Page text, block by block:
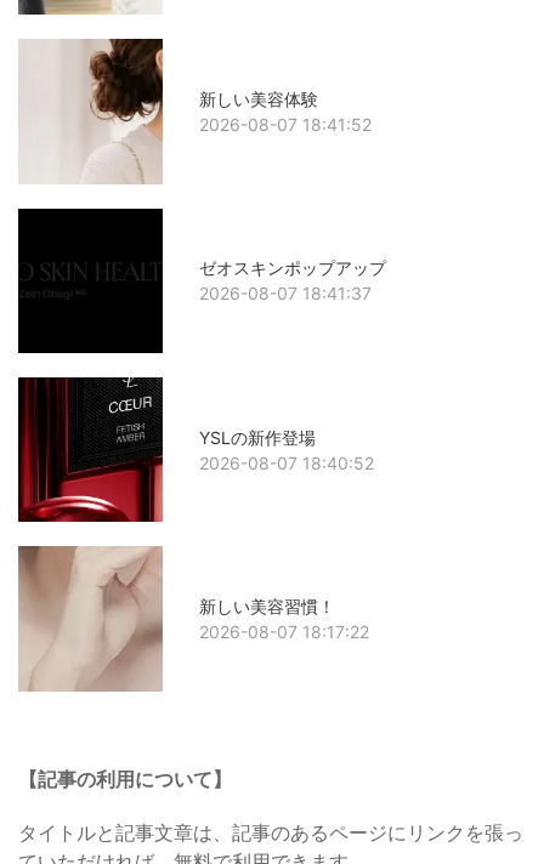
新しい美容体験
2026-08-07 18:41:52
ゼオスキンポップアップ
2026-08-07 18:41:37
YSLの新作登場
2026-08-07 18:40:52
新しい美容習慣！
2026-08-07 18:17:22
【記事の利用について】
タイトルと記事文章は、記事のあるページにリンクを張っ